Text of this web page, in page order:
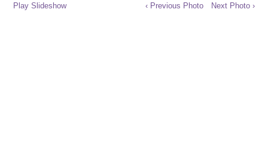
Play Slideshow ‹ Previous Photo Next Photo ›